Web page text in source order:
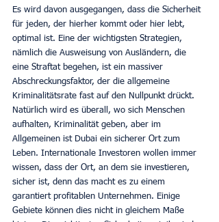
Es wird davon ausgegangen, dass die Sicherheit
für jeden, der hierher kommt oder hier lebt,
optimal ist. Eine der wichtigsten Strategien,
nämlich die Ausweisung von Ausländern, die
eine Straftat begehen, ist ein massiver
Abschreckungsfaktor, der die allgemeine
Kriminalitätsrate fast auf den Nullpunkt drückt.
Natürlich wird es überall, wo sich Menschen
aufhalten, Kriminalität geben, aber im
Allgemeinen ist Dubai ein sicherer Ort zum
Leben. Internationale Investoren wollen immer
wissen, dass der Ort, an dem sie investieren,
sicher ist, denn das macht es zu einem
garantiert profitablen Unternehmen. Einige
Gebiete können dies nicht in gleichem Maße